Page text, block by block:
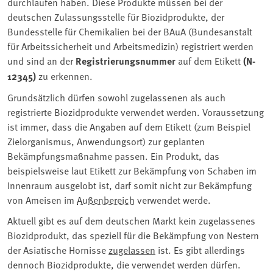
deutschen Zulassungsstelle für Biozidprodukte, der
Bundesstelle für Chemikalien bei der BAuA (Bundesanstalt
für Arbeitssicherheit und Arbeitsmedizin) registriert werden
und sind an derRegistrierungsnummer auf dem Etikett(N-
12345) zu erkennen.
Grundsätzlich dürfen sowohl zugelassenen als auch
registrierte Biozidprodukte verwendet werden. Voraussetzung
ist immer, dass die Angaben auf dem Etikett (zum Beispiel
Zielorganismus, Anwendungsort) zur geplanten
Bekämpfungsmaßnahme passen. Ein Produkt, das
beispielsweise laut Etikett zur Bekämpfung von Schaben im
Innenraum ausgelobt ist, darf somit nicht zur Bekämpfung
von Ameisen im Außenbereich verwendet werde.
Aktuell gibt es auf dem deutschen Markt kein zugelassenes
Biozidprodukt, das speziell für die Bekämpfung von Nestern
der Asiatische Hornisse zugelassen ist. Es gibt allerdings
dennoch Biozidprodukte, die verwendet werden dürfen.